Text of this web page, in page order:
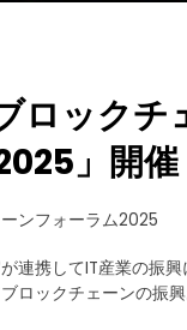
ロックチ
」開催
ンフォーラム2025
連携してIT産業の振
ロックチェーンの振